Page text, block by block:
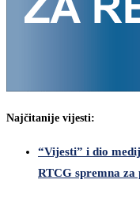
Najčitanije vijesti:
“Vijesti” i dio
RTCG spremna za